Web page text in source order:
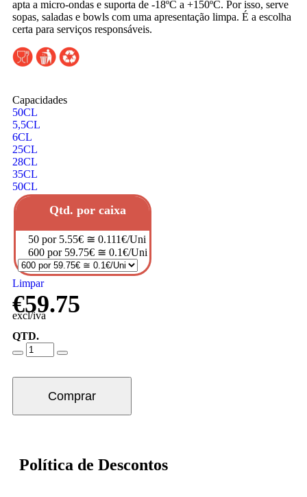
apta a micro-ondas e suporta de -18ºC a +150ºC. Por isso, serve
sopas, saladas e bowls com uma apresentação limpa. É a escolha
certa para serviços responsáveis.
Capacidades
50CL
5,5CL
6CL
25CL
28CL
35CL
50CL
Qtd. por caixa
50 por 5.55€ ≅ 0.111€/Uni
600 por 59.75€ ≅ 0.1€/Uni
Limpar
€59.75
excl/iva
QTD.
Comprar
Política de Descontos